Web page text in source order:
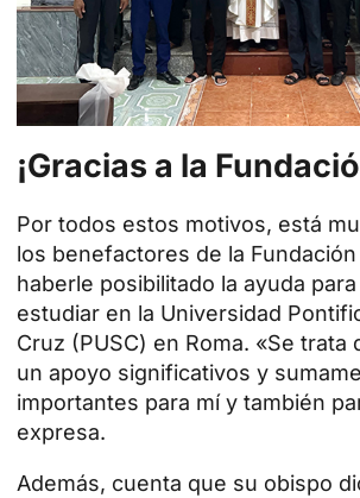
¡Gracias a la
Por todos estos motivos, está
los benefactores de la Fundación
haberle posibilitado la ayuda
estudiar en la Universidad
Cruz (PUSC) en Roma. «Se trata
un apoyo significativos y
importantes para mí y también
expresa.
Además, cuenta que su obispo